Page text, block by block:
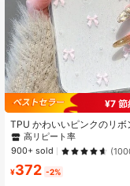
¥7 節
TPU かわいいピンクのリボ
ァッションスマホケースエ
脂リボン透明スマホケース
のリボンとフェイクパール
き光沢のあるシルバーフレ
e 17/17Air/17Pro/
高リピート率
900+ sold
¥372 -2%